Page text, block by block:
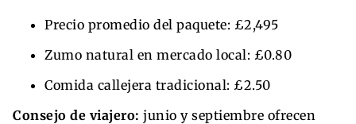
Precio promedio del paquete: £2,495
Zumo natural en mercado local: £0.80
Comida callejera tradicional: £2.50
Consejo de viajero: junio y septiembre ofrecen